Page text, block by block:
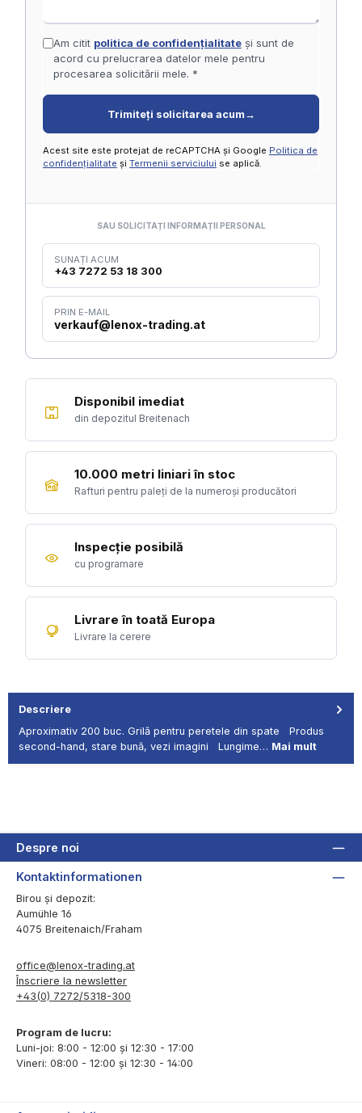
Am citit politica de confidențialitateși sunt de
acord cu prelucrarea datelor mele pentru
procesarea solicitării mele. *
Trimiteți solicitarea acum →
Acest site este protejat de reCAPTCHA și Google Politica de
confidențialitate și Termenii serviciului se aplică.
SAU SOLICITAȚI INFORMAȚII PERSONAL
SUNAȚI ACUM
+43 7272 53 18 300
PRIN E-MAIL
verkauf@lenox-trading.at
Disponibil imediat
din depozitul Breitenach
10.000 metri liniari în stoc
Rafturi pentru paleți de la numeroși producători
Inspecție posibilă
cu programare
Livrare în toată Europa
Livrare la cerere
Descriere
Aproximativ 200 buc. Grilă pentru peretele din spate Produs
second-hand, stare bună, vezi imagini Lungime… Mai mult
Despre noi
Kontaktinformationen
Birou și depozit:
Aumühle 16
4075 Breitenaich/Fraham
office@lenox-trading.at
Înscriere la newsletter
+43(0) 7272/5318-300
Program de lucru:
Luni-joi: 8:00 - 12:00 și 12:30 - 17:00
Vineri: 08:00 - 12:00 și 12:30 - 14:00